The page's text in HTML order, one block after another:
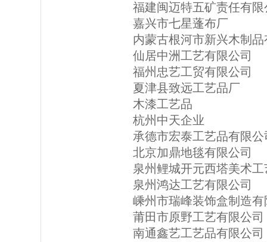
福建闽迈特五矿责任有限
嘉兴市七星蓬布厂
内蒙古根河市新兴木制
仙居中洲工艺有限公司
福州忠艺工贸有限公司
夏津县致远工艺品厂
木漆工艺品
杭州中天企业
承德市宏泰工艺品有限公
北京加鼎地毯有限公司
泉州鲤城开元西塔美术工
泉州鸿达工艺有限公司
嵊州市瑞峰装饰盒制造有
莆田市原野工艺有限公司
南通鑫艺工艺品有限公司